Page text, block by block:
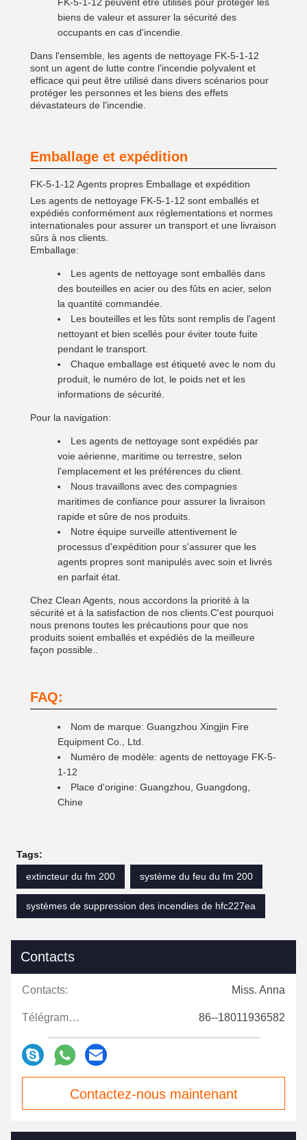
biens de valeur et assurer la sécurité des
occupants en cas d'incendie.
Dans l'ensemble, les agents de nettoyage FK-5-1-12
sont un agent de lutte contre l'incendie polyvalent et
efficace qui peut être utilisé dans divers scénarios pour
protéger les personnes et les biens des effets
dévastateurs de l'incendie.
Emballage et expédition
FK-5-1-12 Agents propres Emballage et expédition
Les agents de nettoyage FK-5-1-12 sont emballés et
expédiés conformément aux réglementations et normes
internationales pour assurer un transport et une livraison
sûrs à nos clients.
Emballage:
Les agents de nettoyage sont emballés dans
des bouteilles en acier ou des fûts en acier, selon
la quantité commandée.
Les bouteilles et les fûts sont remplis de l'agent
nettoyant et bien scellés pour éviter toute fuite
pendant le transport.
Chaque emballage est étiqueté avec le nom du
produit, le numéro de lot, le poids net et les
informations de sécurité.
Pour la navigation:
Les agents de nettoyage sont expédiés par
voie aérienne, maritime ou terrestre, selon
l'emplacement et les préférences du client.
Nous travaillons avec des compagnies
maritimes de confiance pour assurer la livraison
rapide et sûre de nos produits.
Notre équipe surveille attentivement le
processus d'expédition pour s'assurer que les
agents propres sont manipulés avec soin et livrés
en parfait état.
Chez Clean Agents, nous accordons la priorité à la
sécurité et à la satisfaction de nos clients.C'est pourquoi
nous prenons toutes les précautions pour que nos
produits soient emballés et expédiés de la meilleure
façon possible..
FAQ:
Nom de marque: Guangzhou Xingjin Fire
Equipment Co., Ltd.
Numéro de modèle: agents de nettoyage FK-5-
1-12
Place d'origine: Guangzhou, Guangdong,
Chine
Tags:
extincteur du fm 200
système du feu du fm 200
systèmes de suppression des incendies de hfc227ea
Contacts
Contacts: Miss. Anna
Télégramme: 86--18011936582
Contactez-nous maintenant